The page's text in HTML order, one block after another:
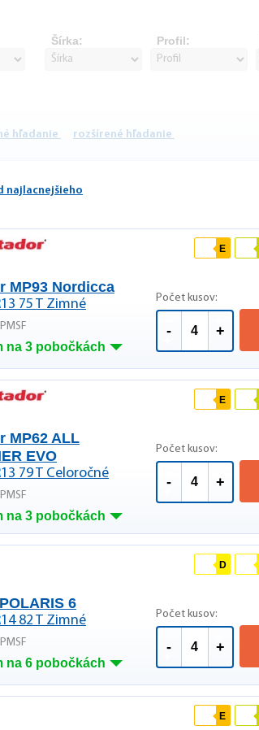
Šírka: Profil:
hľadanie rozšírené hľadanie
najlacnejšieho
MP93 Nordicca
75 T Zimné
na 3 pobočkách
E
Počet kusov:
- +
MP62 ALL
EVO
79 T Celoročné
na 3 pobočkách
E
Počet kusov:
- +
6
82 T Zimné
na 6 pobočkách
D
Počet kusov:
- +
E